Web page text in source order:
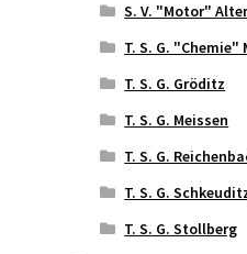
S. V. "Motor"
T. S. G. "Chemie"
T. S. G. Gröditz
T. S. G. Meissen
T. S. G.
T. S. G.
T. S. G. Stollberg